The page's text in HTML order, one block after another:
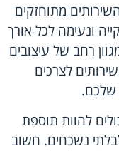
מתוחזקים
ונעימה לכל אורך
רחב של עיצובים
לצרכים
שלכם.
להוות תוספת
נשכחים. חשוב